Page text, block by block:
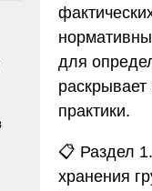
для
практики.
📋 Раздел
хранения